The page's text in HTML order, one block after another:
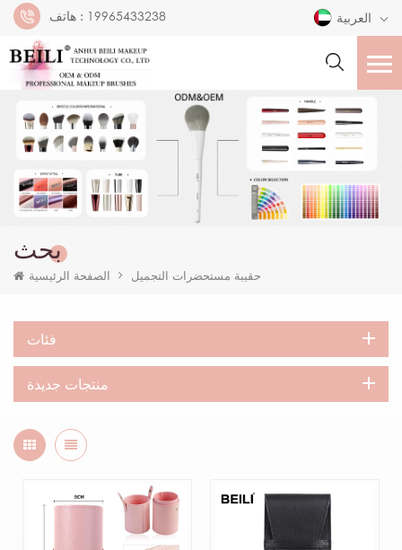
هاتف : 19965433238
بحث
الصفحة الرئيسية حقيبة مستحضرات التجميل
فئات
منتجات جديدة